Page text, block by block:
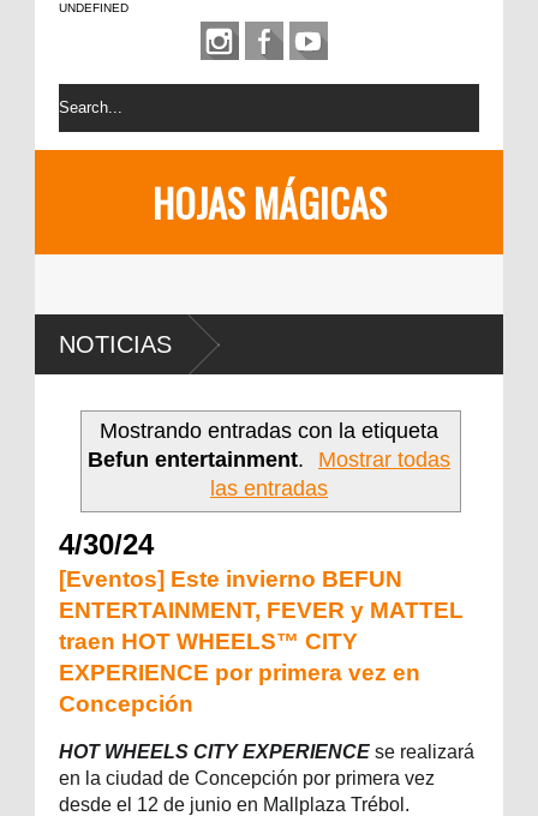
UNDEFINED
HOJAS MÁGICAS
NOTICIAS
Mostrando entradas con la etiqueta
Befun entertainment.
Mostrar todas
las entradas
4/30/24
[Eventos] Este invierno BEFUN
ENTERTAINMENT, FEVER y MATTEL
traen HOT WHEELS™ CITY
EXPERIENCE por primera vez en
Concepción
HOT WHEELS CITY EXPERIENCE se realizará
en la ciudad de Concepción por primera vez
desde el 12 de junio en Mallplaza Trébol.